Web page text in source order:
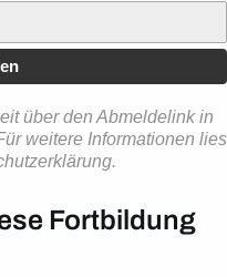
über den Abmeldelink in
weitere Informationen lies
Fortbildung